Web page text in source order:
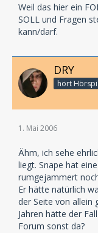
Weil das hier ein
SOLL und Fragen
kann/darf.
DRY
1. Mai 2006
Ähm, ich sehe
liegt. Snape hat
rumgejammert
Er hätte natürlich
der Seite von allein
Jahren hätte der
Forum sonst da?